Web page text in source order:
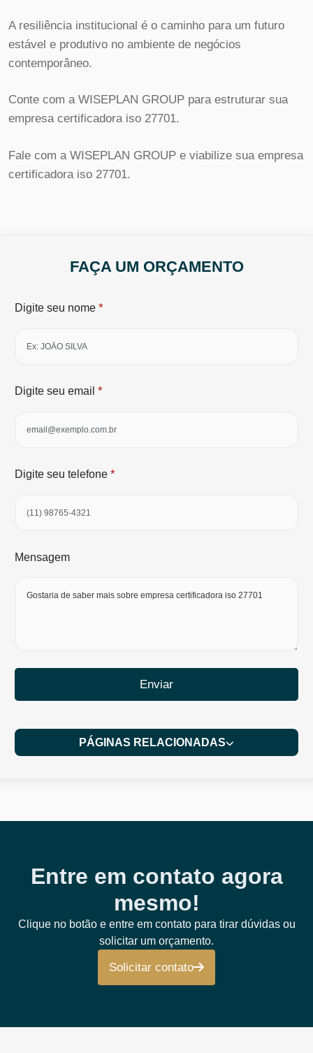
A resiliência institucional é o caminho para um futuro
estável e produtivo no ambiente de negócios
contemporâneo.
Conte com a WISEPLAN GROUP para estruturar sua
empresa certificadora iso 27701.
Fale com a WISEPLAN GROUP e viabilize sua empresa
certificadora iso 27701.
FAÇA UM ORÇAMENTO
Digite seu nome *
Digite seu email *
Digite seu telefone *
Mensagem
Enviar
PÁGINAS RELACIONADAS
Entre em contato agora
mesmo!
Clique no botão e entre em contato para tirar dúvidas ou
solicitar um orçamento.
Solicitar contato